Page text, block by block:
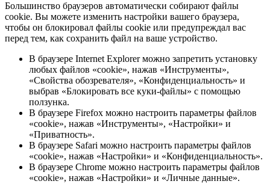
Большинство браузеров автоматически собирают файлы
cookie. Вы можете изменить настройки вашего браузера,
чтобы он блокировал файлы cookie или предупреждал вас
перед тем, как сохранить файл на ваше устройство.
В браузере Internet Explorer можно запретить установку
любых файлов «cookie», нажав «Инструменты»,
«Свойства обозревателя», «Конфиденциальность» и
выбрав «Блокировать все куки-файлы» с помощью
ползунка.
В браузере Firefox можно настроить параметры файлов
«cookie», нажав «Инструменты», «Настройки» и
«Приватность».
В браузере Safari можно настроить параметры файлов
«cookie», нажав «Настройки» и «Конфиденциальность».
В браузере Chrome можно настроить параметры файлов
«cookie», нажав «Настройки» и «Личные данные».